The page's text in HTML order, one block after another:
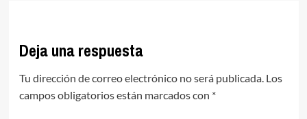
Deja una respuesta
Tu dirección de correo electrónico no será publicada. Los
campos obligatorios están marcados con *